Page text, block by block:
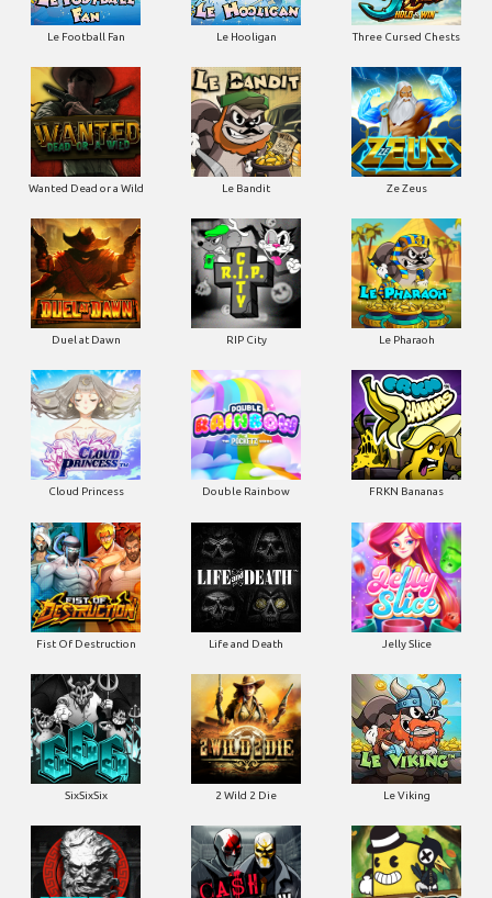
Le Football Fan Le Hooligan Three Cursed Chests
Wanted Dead or a Wild Le Bandit Ze Zeus
Duel at Dawn RIP City Le Pharaoh
Cloud Princess Double Rainbow FRKN Bananas
Fist Of Destruction Life and Death Jelly Slice
SixSixSix 2 Wild 2 Die Le Viking